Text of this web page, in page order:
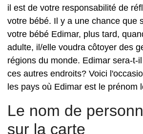
il est de votre responsabilité de
votre bébé. Il y a une chance que
votre bébé Edimar, plus tard,
adulte, il/elle voudra côtoyer des
régions du monde. Edimar sera-t-
ces autres endroits? Voici
les pays où Edimar est le prénom
Le nom de
sur la carte